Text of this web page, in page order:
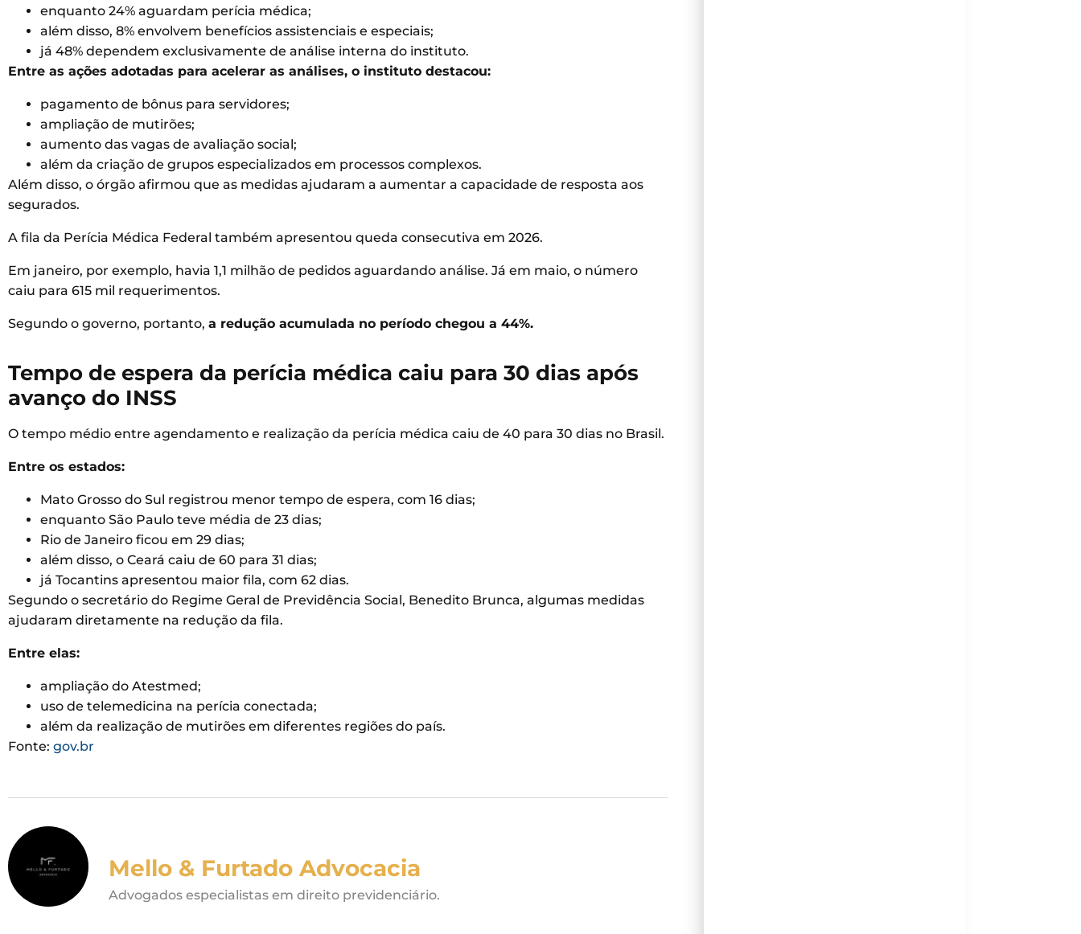
enquanto 24% aguardam perícia médica;
além disso, 8% envolvem benefícios assistenciais e especiais;
já 48% dependem exclusivamente de análise interna do instituto.
Entre as ações adotadas para acelerar as análises, o instituto destacou:
pagamento de bônus para servidores;
ampliação de mutirões;
aumento das vagas de avaliação social;
além da criação de grupos especializados em processos complexos.
Além disso, o órgão afirmou que as medidas ajudaram a aumentar a capacidade de resposta aos
segurados.
A fila da Perícia Médica Federal também apresentou queda consecutiva em 2026.
Em janeiro, por exemplo, havia 1,1 milhão de pedidos aguardando análise. Já em maio, o número
caiu para 615 mil requerimentos.
Segundo o governo, portanto, a redução acumulada no período chegou a 44%.
Tempo de espera da perícia médica caiu para 30 dias após
avanço do INSS
O tempo médio entre agendamento e realização da perícia médica caiu de 40 para 30 dias no Brasil.
Entre os estados:
Mato Grosso do Sul registrou menor tempo de espera, com 16 dias;
enquanto São Paulo teve média de 23 dias;
Rio de Janeiro ficou em 29 dias;
além disso, o Ceará caiu de 60 para 31 dias;
já Tocantins apresentou maior fila, com 62 dias.
Segundo o secretário do Regime Geral de Previdência Social, Benedito Brunca, algumas medidas
ajudaram diretamente na redução da fila.
Entre elas:
ampliação do Atestmed;
uso de telemedicina na perícia conectada;
além da realização de mutirões em diferentes regiões do país.
Fonte: gov.br
Mello & Furtado Advocacia
Advogados especialistas em direito previdenciário.